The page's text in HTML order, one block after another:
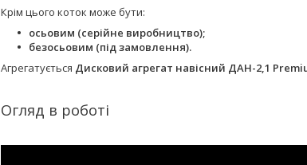
Крім цього коток може бути:
осьовим (серійне виробництво);
безосьовим (під замовлення).
Агрегатується Дисковий агрегат навісний ДАН-2,1
Огляд в роботі